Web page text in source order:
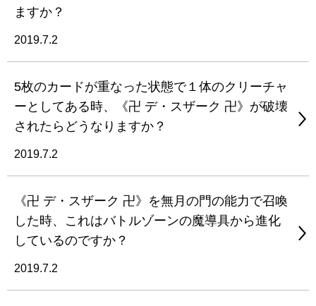
ますか？
2019.7.2
5枚のカードが重なった状態で１体のクリーチャ
ーとしてある時、《卍 デ・スザーク 卍》が破壊
されたらどうなりますか？
2019.7.2
《卍 デ・スザーク 卍》を無月の門の能力で召喚
した時、これはバトルゾーンの魔導具から進化
しているのですか？
2019.7.2